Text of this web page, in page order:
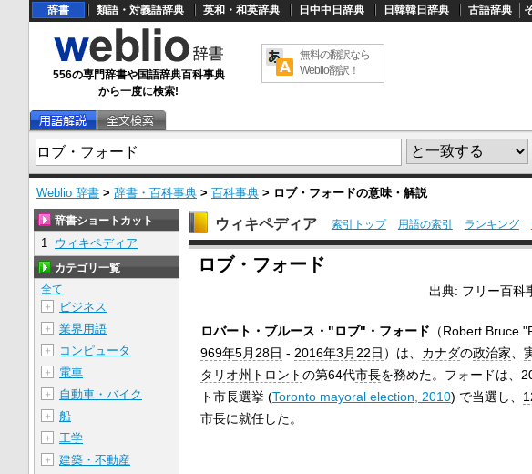
辞書 類語・対義語辞典 英和・和英辞典 日中中日辞典 日韓韓日辞典 古語辞典
556の専門辞書や国語辞典百科事典
から一度に検索!
無料の翻訳なら
Weblio翻訳！
Weblio 辞書 > 辞書・百科事典 > 百科事典 > ロブ・フォードの意味・解説
U
/
L
d
e
5
3
.
5
7
%
ウィキペディア 索引トップ 用語の索引 ランキング
ロブ・フォード
出典: フリー百科
ロバート・ブルース・"ロブ"・フォード （Robert Bruce
969年5月28日 - 2016年3月22日 ）は、 カナダの政治家
タリオ州 トロントの第64代市長を務めた。フォードは、
ト市長選挙 (Toronto mayoral election, 2010) で当選し、
市長に就任した。
辞書ショートカット
1 ウィキペディア
カテゴリ一覧
全て
＋
ビジネス
＋ 業界用語
＋ コンピュータ
＋ 電車
＋ 自動車・バイク
＋ 船
＋ 工学
＋ 建築・不動産